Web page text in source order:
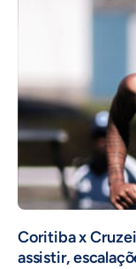
Coritiba x
assistir,